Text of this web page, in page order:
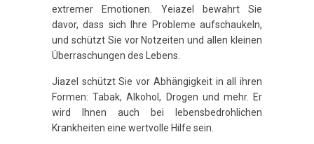
extremer Emotionen. Yeiazel bewahrt Sie
davor, dass sich Ihre Probleme aufschaukeln,
und schützt Sie vor Notzeiten und allen kleinen
Überraschungen des Lebens.
Jiazel schützt Sie vor Abhängigkeit in all ihren
Formen: Tabak, Alkohol, Drogen und mehr. Er
wird Ihnen auch bei lebensbedrohlichen
Krankheiten eine wertvolle Hilfe sein.